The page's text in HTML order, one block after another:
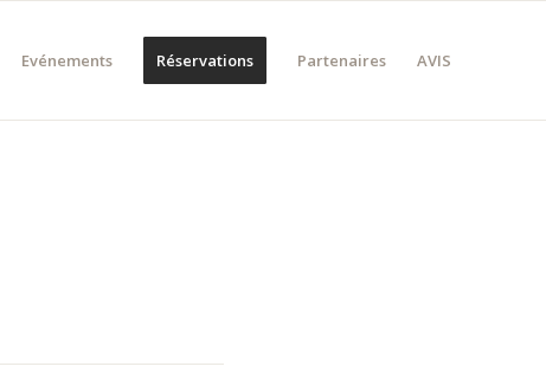
Evénements Réservations Partenaires AVIS